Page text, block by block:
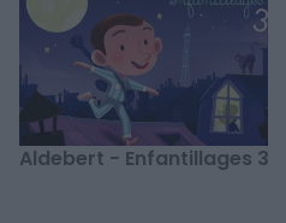
Aldebert - Enfantillages 3